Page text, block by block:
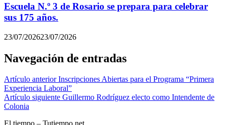
Escuela N.º 3 de Rosario se prepara para celebrar
sus 175 años.
23/07/202623/07/2026
Navegación de entradas
Artículo anterior Inscripciones Abiertas para el Programa “Primera
Experiencia Laboral”
Artículo siguiente Guillermo Rodríguez electo como Intendente de
Colonia